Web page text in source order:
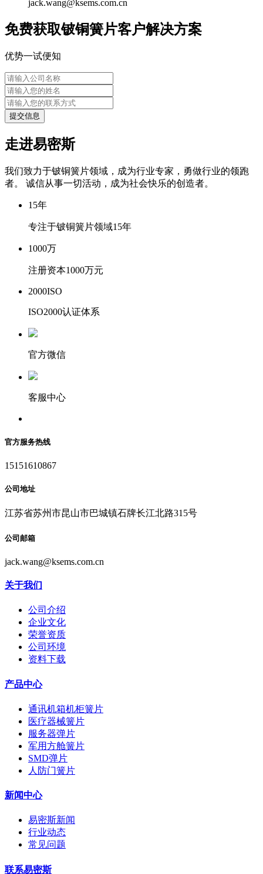
jack.wang@ksems.com.cn
免费获取铍铜簧片客户解决方案
优势一试便知
提交信息
走进易密斯
我们致力于铍铜簧片领域，成为行业专家，勇做行业的领跑
者。 诚信从事一切活动，成为社会快乐的创造者。
15年
专注于铍铜簧片领域15年
1000万
注册资本1000万元
2000ISO
ISO2000认证体系
官方微信
客服中心
官方服务热线
15151610867
公司地址
江苏省苏州市昆山市巴城镇石牌长江北路315号
公司邮箱
jack.wang@ksems.com.cn
关于我们
公司介绍
企业文化
荣誉资质
公司环境
资料下载
产品中心
通讯机箱机柜簧片
医疗器械簧片
服务器弹片
军用方舱簧片
SMD弹片
人防门簧片
新闻中心
易密斯新闻
行业动态
常见问题
联系易密斯